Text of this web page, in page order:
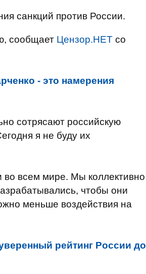
санкций против России.
сообщает Цензор.НЕТ со
- это намерения
сотрясают российскую
я не буду их
всем мире. Мы коллективно
чтобы они
меньше воздействия на
рейтинг России до